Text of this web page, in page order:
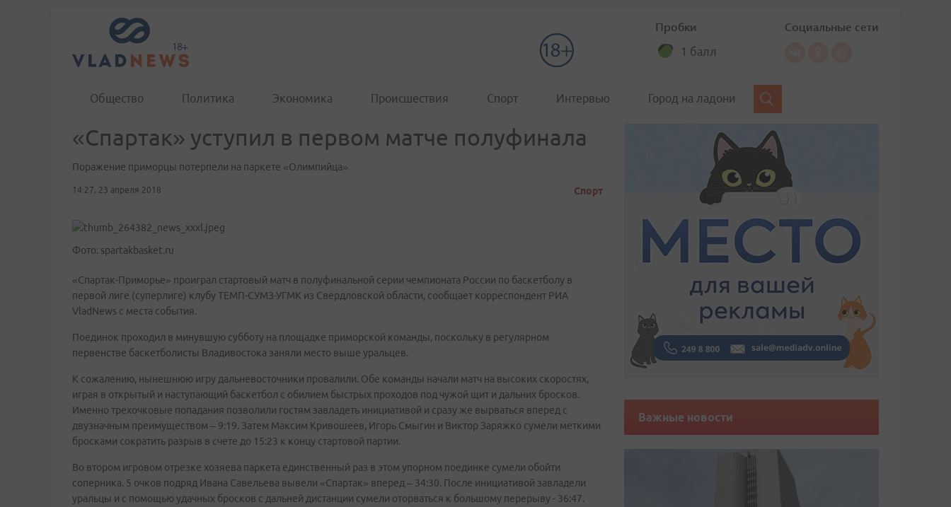
Пробки
1 балл
Социальные сети
Общество Политика Экономика Происшествия Спорт Интервью Город на ладони
«Спартак» уступил в первом матче полуфинала
Поражение приморцы потерпели на паркете «Олимпийца»
14:27, 23 апреля 2018 Спорт
Фото: spartakbasket.ru
«Спартак-Приморье» проиграл стартовый матч в полуфинальной серии чемпионата России по баскетболу в
первой лиге (суперлиге) клубу ТЕМП-СУМЗ-УГМК из Свердловской области, сообщает корреспондент РИА
VladNews с места события.
Поединок проходил в минувшую субботу на площадке приморской команды, поскольку в регулярном
первенстве баскетболисты Владивостока заняли место выше уральцев.
К сожалению, нынешнюю игру дальневосточники провалили. Обе команды начали матч на высоких скоростях,
играя в открытый и наступающий баскетбол с обилием быстрых проходов под чужой щит и дальних бросков.
Именно трехочковые попадания позволили гостям завладеть инициативой и сразу же вырваться вперед с
двузначным преимуществом – 9:19. Затем Максим Кривошеев, Игорь Смыгин и Виктор Заряжко сумели меткими
бросками сократить разрыв в счете до 15:23 к концу стартовой партии.
Во втором игровом отрезке хозяева паркета единственный раз в этом упорном поединке сумели обойти
соперника. 5 очков подряд Ивана Савельева вывели «Спартак» вперед – 34:30. После инициативой завладели
уральцы и с помощью удачных бросков с дальней дистанции сумели оторваться к большому перерыву - 36:47.
Важные новости